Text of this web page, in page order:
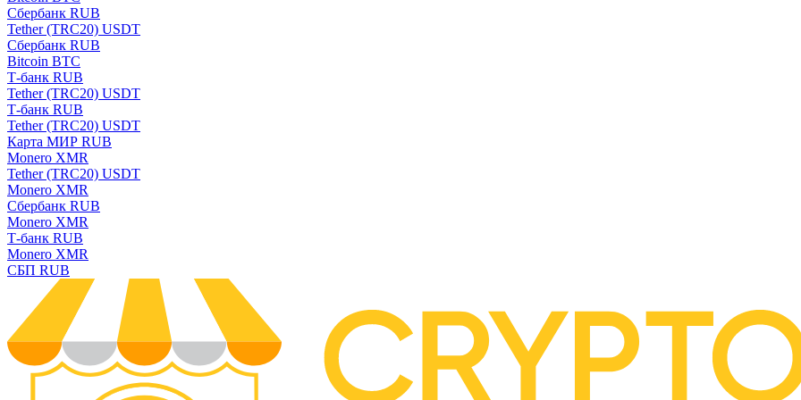
Сбербанк RUB
Tether (TRC20) USDT
Сбербанк RUB
Bitcoin BTC
Т-банк RUB
Tether (TRC20) USDT
Т-банк RUB
Tether (TRC20) USDT
Карта МИР RUB
Monero XMR
Tether (TRC20) USDT
Monero XMR
Сбербанк RUB
Monero XMR
Т-банк RUB
Monero XMR
СБП RUB